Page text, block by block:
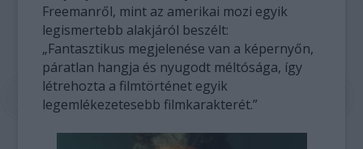
Freemanről, mint az amerikai mozi egyik
legismertebb alakjáról beszélt:
„Fantasztikus megjelenése van a képernyőn,
páratlan hangja és nyugodt méltósága, így
létrehozta a filmtörténet egyik
legemlékezetesebb filmkarakterét.”